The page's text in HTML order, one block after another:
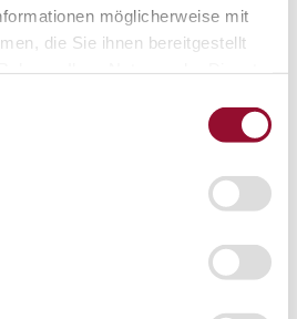
möglicherweise mit
die Sie ihnen bereitgestellt
2000/2300 (mit